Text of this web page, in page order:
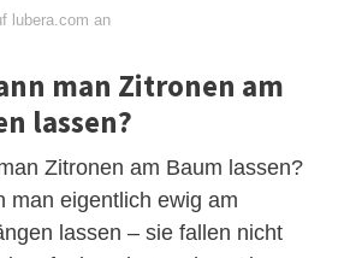
lubera.com an
man Zitronen am
lassen?
Zitronen am Baum lassen?
man eigentlich ewig am
lassen – sie fallen nicht